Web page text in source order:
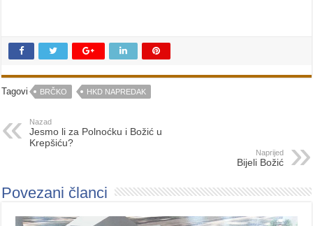
Tagovi BRČKO HKD NAPREDAK
Nazad
Jesmo li za Polnoćku i Božić u
Krepšiću?
Naprijed
Bijeli Božić
Povezani članci